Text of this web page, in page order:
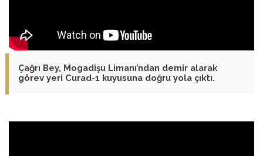
Çağrı Bey, Mogadişu Limanı’ndan demir alarak
görev yeri Curad-1 kuyusuna doğru yola çıktı.